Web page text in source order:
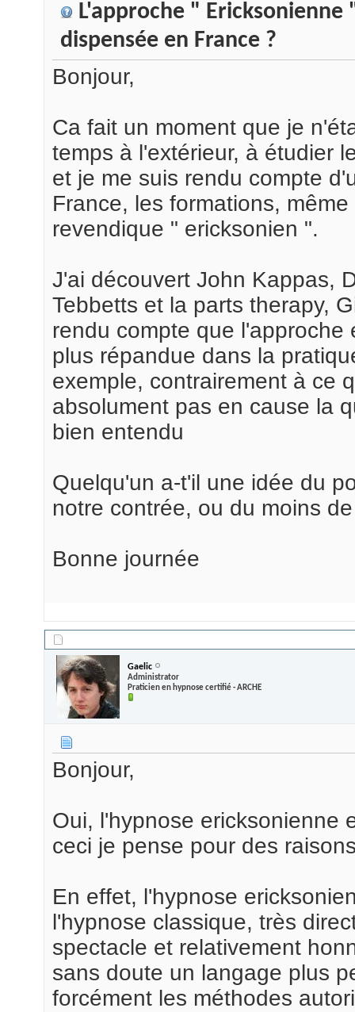
L'approche "
dispensée en France ?
Bonjour,
Ca fait un moment que je
temps à l'extérieur, à étudier
et je me suis rendu compte
France, les formations,
revendique " ericksonien ".
J'ai découvert John Kappas,
Tebbetts et la parts therapy,
rendu compte que
plus répandue dans la
exemple, contrairement à ce
absolument pas en cause la
bien entendu
Quelqu'un a-t'il une idée du
notre contrée, ou du moins
Bonne journée
Gaelic
Administrator
Praticien en hypnose certifié - ARCHE
Bonjour,
Oui, l'hypnose ericksonienne
ceci je pense pour des
En effet, l'hypnose
l'hypnose classique, très
spectacle et relativement
sans doute un langage plus
forcément les méthodes